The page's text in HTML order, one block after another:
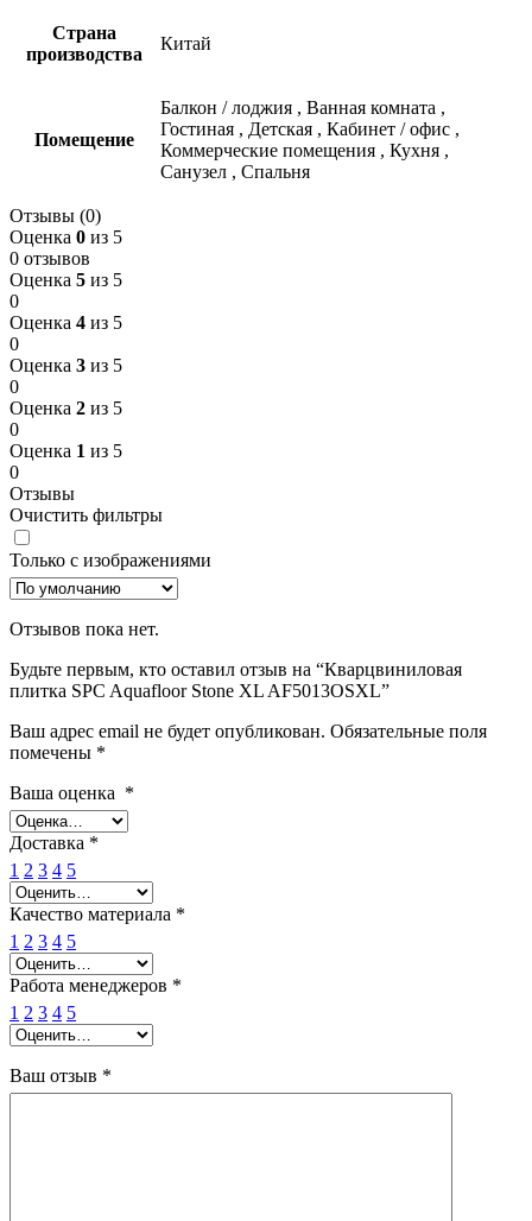
Страна
производства
Китай
Помещение
Балкон / лоджия , Ванная комната ,
Гостиная , Детская , Кабинет / офис ,
Коммерческие помещения , Кухня ,
Санузел , Спальня
Отзывы (0)
Оценка 0 из 5
0 отзывов
Оценка 5 из 5
0
Оценка 4 из 5
0
Оценка 3 из 5
0
Оценка 2 из 5
0
Оценка 1 из 5
0
Отзывы
Очистить фильтры
Только с изображениями
Отзывов пока нет.
Будьте первым, кто оставил отзыв на “Кварцвиниловая
плитка SPC Aquafloor Stone XL AF5013OSXL”
Ваш адрес email не будет опубликован. Обязательные поля
помечены *
Ваша оценка *
Доставка *
1 2 3 4 5
Качество материала *
1 2 3 4 5
Работа менеджеров *
1 2 3 4 5
Ваш отзыв *